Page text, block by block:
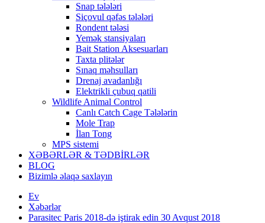
Snap tələləri
Siçovul qəfəs tələləri
Rondent tələsi
Yemək stansiyaları
Bait Station Aksesuarları
Taxta plitələr
Sınaq məhsulları
Drenaj avadanlığı
Elektrikli çubuq qatili
Wildlife Animal Control
Canlı Catch Cage Tələlərin
Mole Trap
İlan Tong
MPS sistemi
XƏBƏRLƏR & TƏDBİRLƏR
BLOG
Bizimlə əlaqə saxlayın
Ev
Xəbərlər
Parasitec Paris 2018-də iştirak edin 30 Avqust 2018